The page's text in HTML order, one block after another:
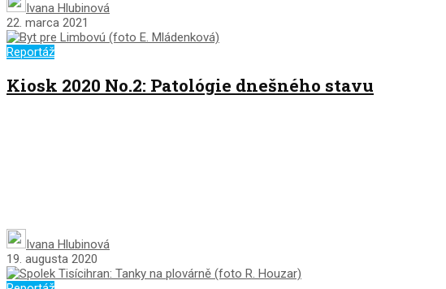
Ivana Hlubinová
22. marca 2021
Reportáž
Kiosk 2020 No.2: Patológie dnešného stavu
Ivana Hlubinová
19. augusta 2020